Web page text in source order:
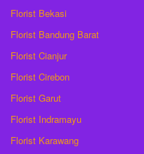
Florist Bekasi
Florist Bandung Barat
Florist Cianjur
Florist Cirebon
Florist Garut
Florist Indramayu
Florist Karawang